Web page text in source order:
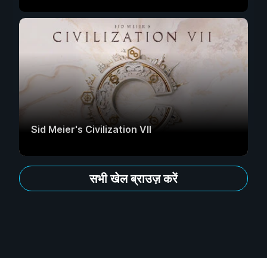
Sid Meier's Civilization VII
सभी खेल ब्राउज़ करें